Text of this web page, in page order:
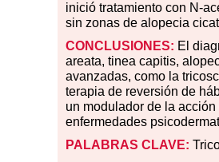
inició tratamiento con N-
sin zonas de alopecia
CONCLUSIONES: El
areata, tinea capitis,
avanzadas, como la
terapia de reversión de
un modulador de la
enfermedades
PALABRAS CLAVE: